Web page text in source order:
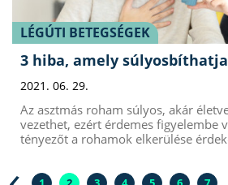
LÉGÚTI BETEGSÉGEK
3 hiba, amely
2021. 06. 29.
Az asztmás roham súlyos, akár
vezethet, ezért érdemes figyelembe
tényezőt a rohamok elkerülése